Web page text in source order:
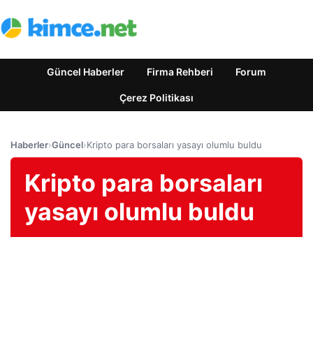
Güncel Haberler Firma Rehberi Forum
Çerez Politikası
Haberler›Güncel›Kripto para borsaları yasayı olumlu buldu
Kripto para borsaları
yasayı olumlu buldu